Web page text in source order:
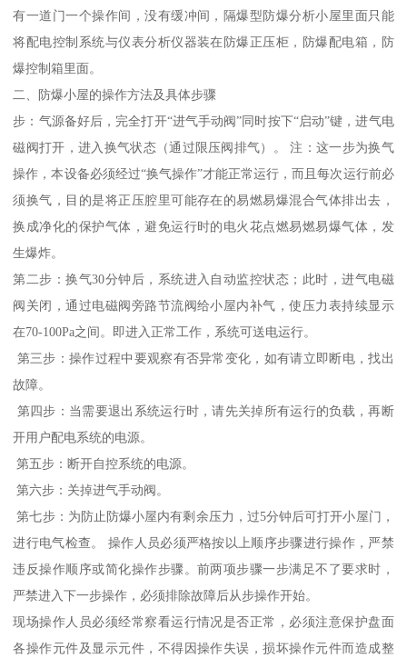
有一道门一个操作间，没有缓冲间，隔爆型防爆分析小屋里面只能
将配电控制系统与仪表分析仪器装在防爆正压柜，防爆配电箱，防
爆控制箱里面。
二、防爆小屋的操作方法及具体步骤
步：气源备好后，完全打开“进气手动阀”同时按下“启动”键，进气电
磁阀打开，进入换气状态（通过限压阀排气）。 注：这一步为换气
操作，本设备必须经过“换气操作”才能正常运行，而且每次运行前必
须换气，目的是将正压腔里可能存在的易燃易爆混合气体排出去，
换成净化的保护气体，避免运行时的电火花点燃易燃易爆气体，发
生爆炸。
第二步：换气30分钟后，系统进入自动监控状态；此时，进气电磁
阀关闭，通过电磁阀旁路节流阀给小屋内补气，使压力表持续显示
在70-100Pa之间。即进入正常工作，系统可送电运行。
第三步：操作过程中要观察有否异常变化，如有请立即断电，找出
故障。
第四步：当需要退出系统运行时，请先关掉所有运行的负载，再断
开用户配电系统的电源。
第五步：断开自控系统的电源。
第六步：关掉进气手动阀。
第七步：为防止防爆小屋内有剩余压力，过5分钟后可打开小屋门，
进行电气检查。 操作人员必须严格按以上顺序步骤进行操作，严禁
违反操作顺序或简化操作步骤。前两项步骤一步满足不了要求时，
严禁进入下一步操作，必须排除故障后从步操作开始。
现场操作人员必须经常察看运行情况是否正常，必须注意保护盘面
各操作元件及显示元件，不得因操作失误，损坏操作元件而造成整